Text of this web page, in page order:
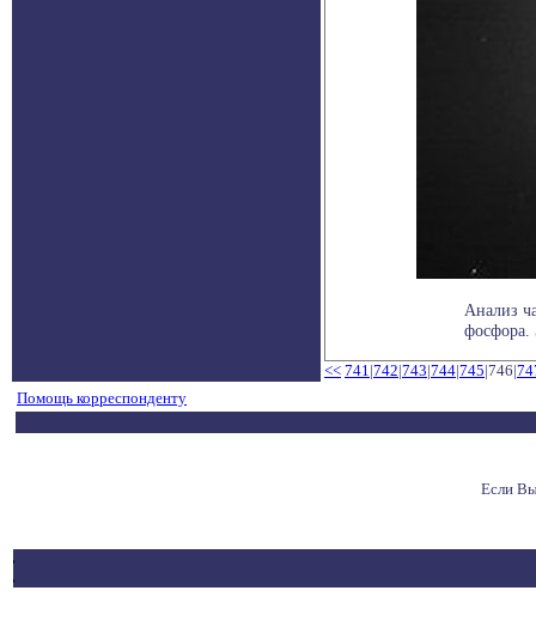
Анализ
фосфора.
<< 741|742|743|744|745|746|
Помощь корреспонденту
Если